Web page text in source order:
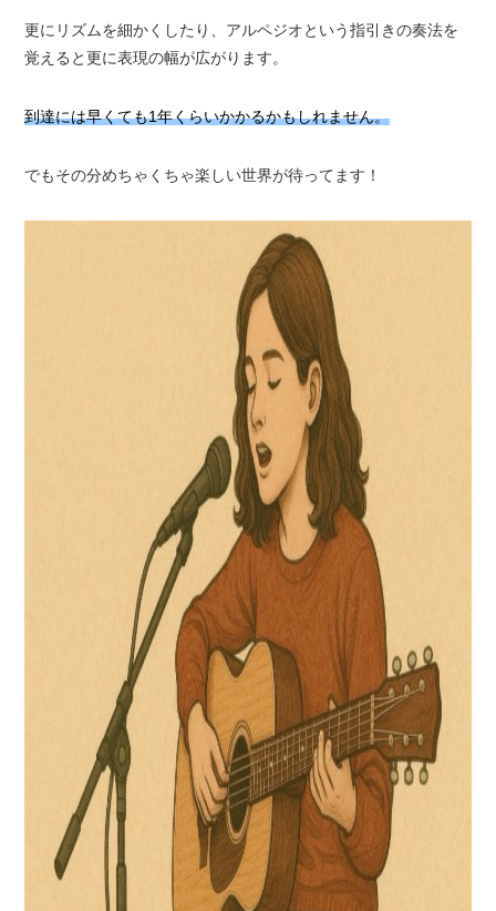
更にリズムを細かくしたり、アルペジオという指引きの奏法を
覚えると更に表現の幅が広がります。
到達には早くても1年くらいかかるかもしれません。
でもその分めちゃくちゃ楽しい世界が待ってます！